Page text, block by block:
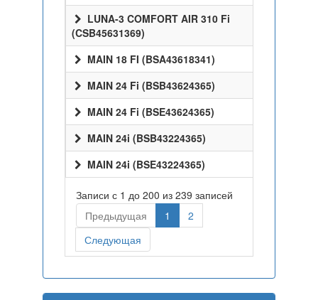
LUNA-3 COMFORT AIR 310 Fi
(CSB45631369)
MAIN 18 FI (BSA43618341)
MAIN 24 Fi (BSB43624365)
MAIN 24 Fi (BSE43624365)
MAIN 24i (BSB43224365)
MAIN 24i (BSE43224365)
Записи с 1 до 200 из 239 записей
Предыдущая
1
2
Следующая